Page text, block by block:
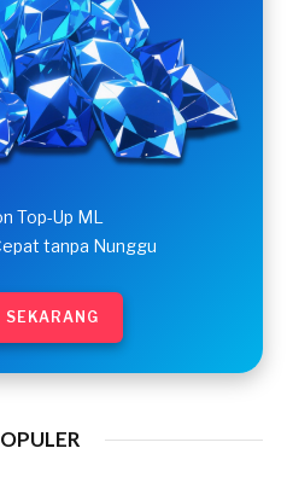
Top-Up ML
tanpa Nunggu
SEKARANG